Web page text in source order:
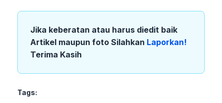
Jika keberatan atau harus diedit baik
Artikel maupun foto Silahkan Laporkan!
Terima Kasih
Tags: